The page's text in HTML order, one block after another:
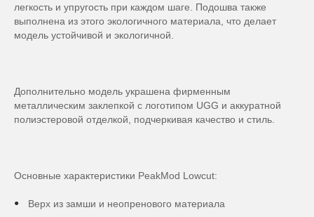
легкость и упругость при каждом шаге. Подошва также
выполнена из этого экологичного материала, что делает
модель устойчивой и экологичной.
Дополнительно модель украшена фирменным
металлическим заклепкой с логотипом UGG и аккуратной
полиэстеровой отделкой, подчеркивая качество и стиль.
Основные характеристики PeakMod Lowcut:
Верх из замши и неопренового материала